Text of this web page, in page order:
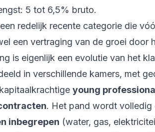
5 tot 6,5% bruto.
redelijk recente categorie die
een vertraging van de groei door
is eigenlijk een evolutie van het
in verschillende kamers, met
young
. Het pand wordt volledig
inbegrepen (water, gas,